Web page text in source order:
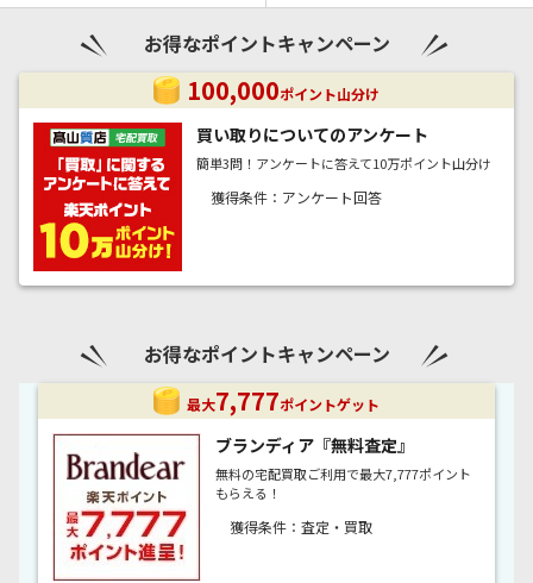
・教育・学び
・通販・お買いもの
条件から探す
・楽天グループサイト
・無料でポイント
・会員登録
・高額ポイント
・買ってポイント
・ ポコポコもぐらたたき
・ スロットパラダイス
・ 幻の海底神殿
・ ゲームステーション
・ ぶくぶくラグーン
・ 賢者の難問クイズ
・ ゲームセンター
・ たびろく
・ クラッシュアイス
・ ゲームトップ
楽天グループサイト
無料でポイント
会員登録
売ってポイント
高額ポイント
買ってポイント
人気のストア
すべてのキャンペーンを見る
すべてのポイントキャンペーンを見る
お得なポイントキャンペーン
100,000ポイント山分け
買い取りについてのアンケート
簡単3問！アンケートに答えて10万ポイント山分け
獲得条件：アンケート回答
お得なポイントキャンペーン
最大7,777ポイントゲット
ブランディア『無料査定』
無料の宅配買取ご利用で最大7,777ポイント
もらえる！
獲得条件：査定・買取